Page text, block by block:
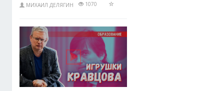
МИХАИЛ ДЕЛЯГИН 1070